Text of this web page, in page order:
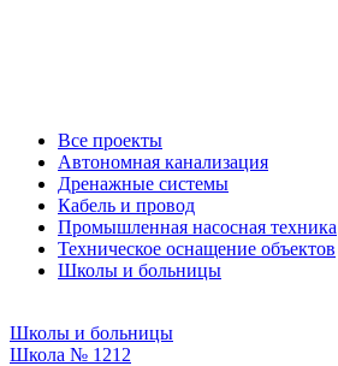
Все проекты
Автономная канализация
Дренажные системы
Кабель и провод
Промышленная насосная техника
Техническое оснащение объектов
Школы и больницы
Школы и больницы
Школа № 1212